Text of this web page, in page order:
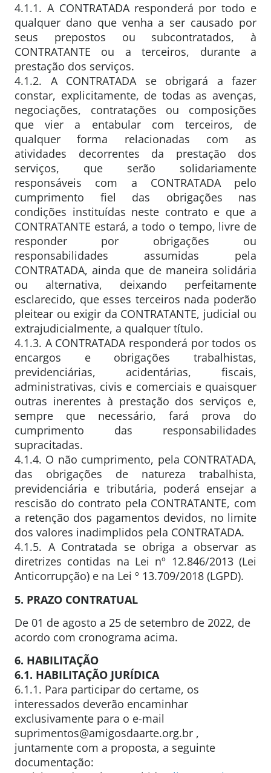
4.1.1. A CONTRATADA responderá por todo e
qualquer dano que venha a ser causado por
seus prepostos ou subcontratados, à
CONTRATANTE ou a terceiros, durante a
prestação dos serviços.
4.1.2. A CONTRATADA se obrigará a fazer
constar, explicitamente, de todas as avenças,
negociações, contratações ou composições
que vier a entabular com terceiros, de
qualquer forma relacionadas com as
atividades decorrentes da prestação dos
serviços, que serão solidariamente
responsáveis com a CONTRATADA pelo
cumprimento fiel das obrigações nas
condições instituídas neste contrato e que a
CONTRATANTE estará, a todo o tempo, livre de
responder por obrigações ou
responsabilidades assumidas pela
CONTRATADA, ainda que de maneira solidária
ou alternativa, deixando perfeitamente
esclarecido, que esses terceiros nada poderão
pleitear ou exigir da CONTRATANTE, judicial ou
extrajudicialmente, a qualquer título.
4.1.3. A CONTRATADA responderá por todos os
encargos e obrigações trabalhistas,
previdenciárias, acidentárias, fiscais,
administrativas, civis e comerciais e quaisquer
outras inerentes à prestação dos serviços e,
sempre que necessário, fará prova do
cumprimento das responsabilidades
supracitadas.
4.1.4. O não cumprimento, pela CONTRATADA,
das obrigações de natureza trabalhista,
previdenciária e tributária, poderá ensejar a
rescisão do contrato pela CONTRATANTE, com
a retenção dos pagamentos devidos, no limite
dos valores inadimplidos pela CONTRATADA.
4.1.5. A Contratada se obriga a observar as
diretrizes contidas na Lei nº 12.846/2013 (Lei
Anticorrupção) e na Lei º 13.709/2018 (LGPD).
5. PRAZO CONTRATUAL
De 01 de agosto a 25 de setembro de 2022, de
acordo com cronograma acima.
6. HABILITAÇÃO
6.1. HABILITAÇÃO JURÍDICA
6.1.1. Para participar do certame, os
interessados deverão encaminhar
exclusivamente para o e-mail
suprimentos@amigosdaarte.org.br ,
juntamente com a proposta, a seguinte
documentação: